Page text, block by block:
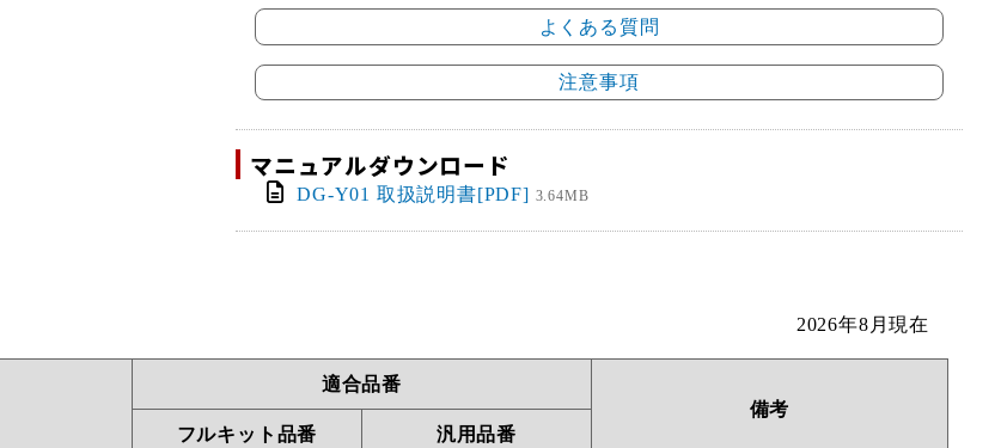
よくある質問
注意事項
マニュアルダウンロード
DG-Y01 取扱説明書[PDF] 3.64MB
2026年8月現在
適合品番
備考
フルキット品番
汎用品番